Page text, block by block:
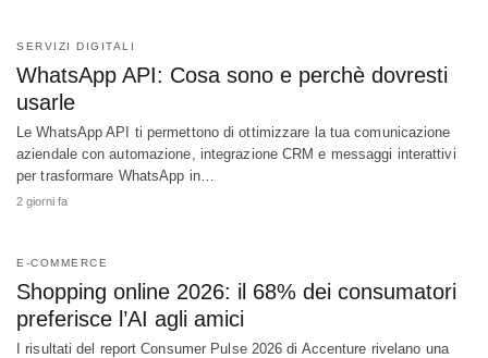
SERVIZI DIGITALI
WhatsApp API: Cosa sono e perchè dovresti
usarle
Le WhatsApp API ti permettono di ottimizzare la tua comunicazione
aziendale con automazione, integrazione CRM e messaggi interattivi
per trasformare WhatsApp in…
2 giorni fa
E-COMMERCE
Shopping online 2026: il 68% dei consumatori
preferisce l’AI agli amici
I risultati del report Consumer Pulse 2026 di Accenture rivelano una